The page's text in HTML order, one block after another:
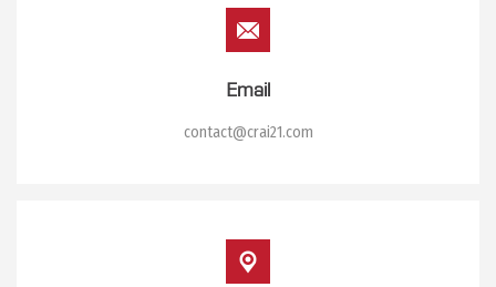
Email
contact@crai21.com